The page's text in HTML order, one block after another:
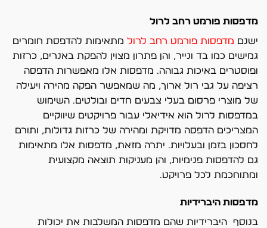
מדפסות פורמט רחב לרול
ישנם מדפסות פורמט רחב לרול מתאימות להדפסת חומרים
גמישים כמו בד ונייר, והן פתרון מצוין להפקת באנרים, כרזות
ופוסטרים באיכות גבוהה. מדפסות אלו מאפשרות הדפסה
רציפה על גבי רול ארוך, מה שמאפשר הפקה מהירה ויעילה
של מוצרי פרסום בעלי צבעים חדים ובולטים. השימוש
במדפסות לרול הוא אידיאלי עבור פרויקטים שיווקיים
המצריכים הדפסה מדויקת ומהירה של כרזות גדולות, ותורם
לחסכון בזמן ובעלויות. יתרה מזאת, מדפסות אלו מתאימות
גם להדפסות פנימיות, והן מעניקות תוצאה מקצועית
ומתוחכמת לכל פרויקט.
מדפסות היברידיות
בנוסף היברידיות שהם מדפסות המשלבות את יכולות